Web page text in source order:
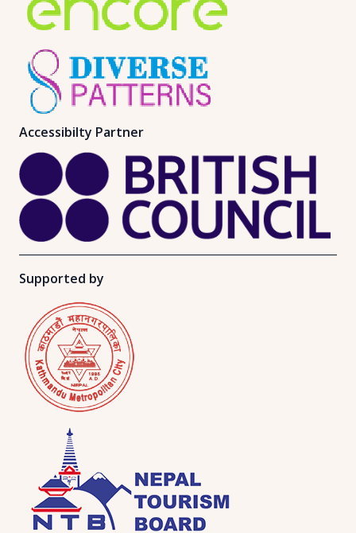
Accessibilty Partner
Supported by